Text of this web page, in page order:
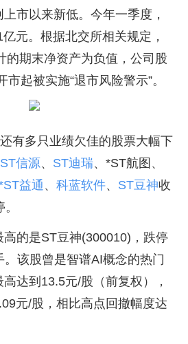
市以来新低。今年一季度，
元。根据北交所相关规定，
的期末净资产为负值，公司股
起被实施“退市风险警示”。
有多只业绩欠佳的股票大幅下
ST信源、 ST迪瑞、*ST航图、
益通 、 科蓝软件、 ST豆神收
的是ST豆神(300010)，跌停
该股曾是智谱AI概念的热门
达到13.5元/股（前复权），
元/股，相比高点回撤幅度达